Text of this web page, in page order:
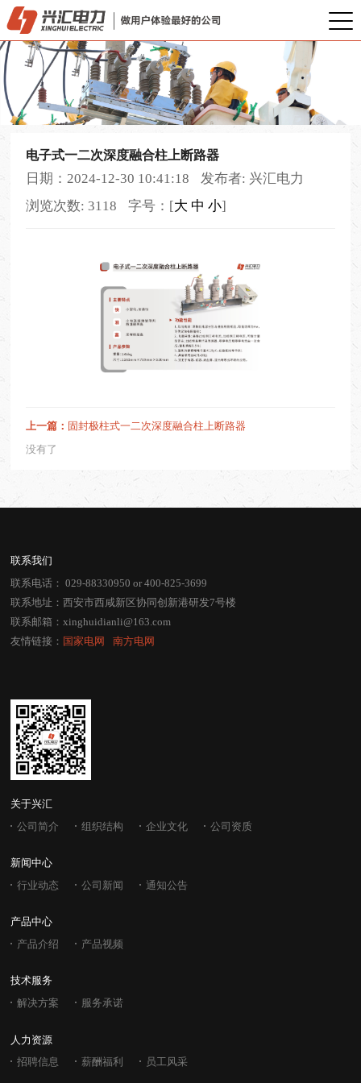
电子式一二次深度融合柱上断路器
日期：2024-12-30 10:41:18
发布者: 兴汇电力
浏览次数: 3118
字号：[大 中 小]
上一篇： 固封极柱式一二次深度融合柱上断路器
没有了
联系我们
联系电话：029-88330950 or 400-825-3699
联系地址：西安市西咸新区协同创新港研发7号楼
联系邮箱：xinghuidianli@163.com
友情链接： 国家电网 ⠀南方电网
关于兴汇
公司简介 组织结构 企业文化 公司资质
新闻中心
行业动态 公司新闻 通知公告
产品中心
产品介绍 产品视频
技术服务
解决方案 服务承诺
人力资源
招聘信息 薪酬福利 员工风采